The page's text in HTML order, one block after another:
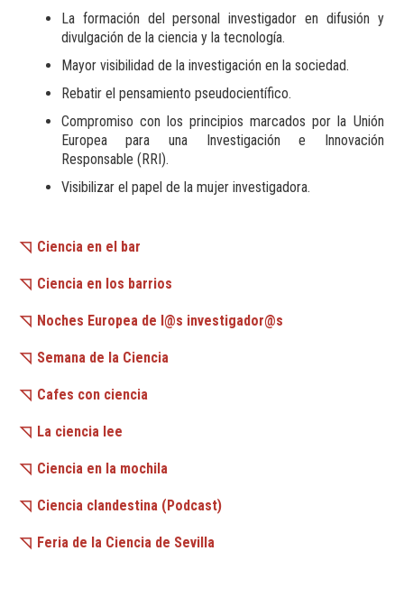
La formación del personal investigador en difusión y
divulgación de la ciencia y la tecnología.
Mayor visibilidad de la investigación en la sociedad.
Rebatir el pensamiento pseudocientífico.
Compromiso con los principios marcados por la Unión
Europea para una Investigación e Innovación
Responsable (RRI).
Visibilizar el papel de la mujer investigadora.
Ciencia en el bar
Ciencia en los barrios
Noches Europea de l@s investigador@s
Semana de la Ciencia
Cafes con ciencia
La ciencia lee
Ciencia en la mochila
Ciencia clandestina (Podcast)
Feria de la Ciencia de Sevilla